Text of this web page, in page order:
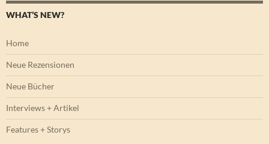
WHAT’S NEW?
Home
Neue Rezensionen
Neue Bücher
Interviews + Artikel
Features + Storys